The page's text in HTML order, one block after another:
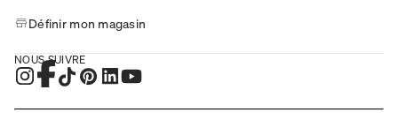
Définir mon magasin
NOUS SUIVRE